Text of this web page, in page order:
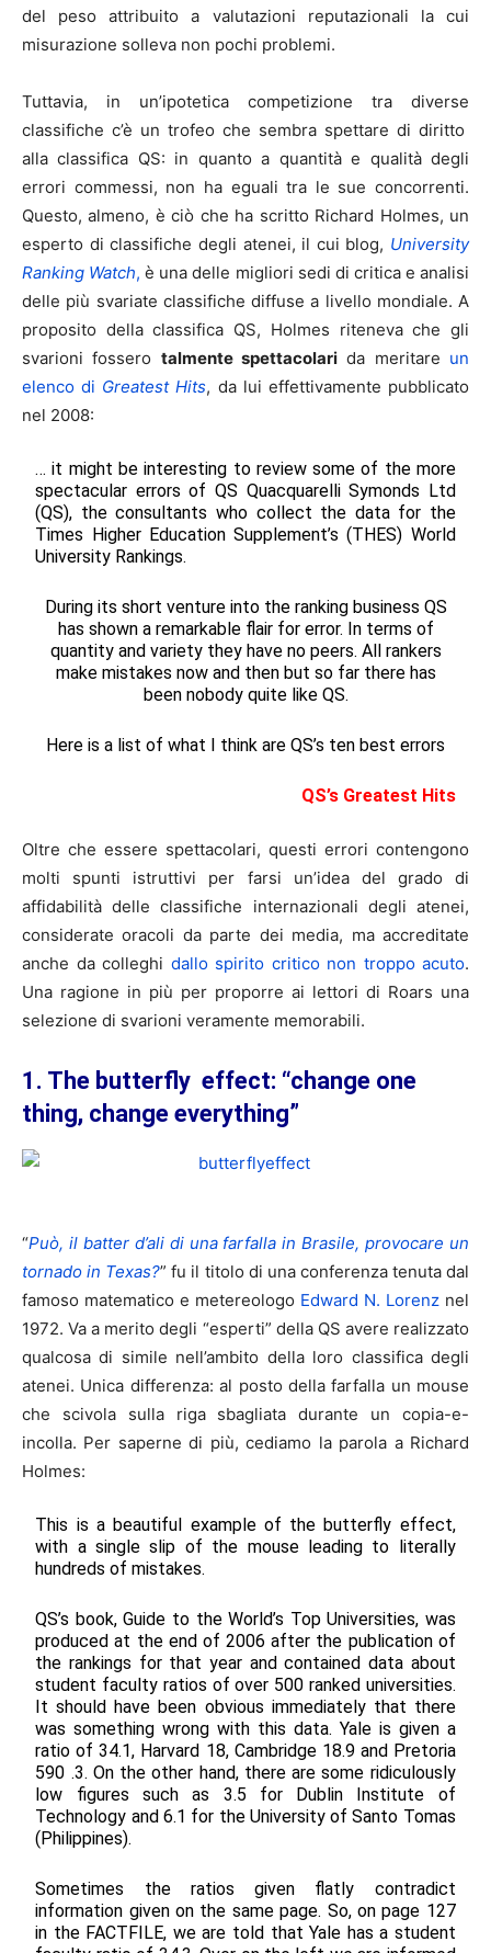
del peso attribuito a valutazioni reputazionali la cui
misurazione solleva non pochi problemi.
Tuttavia, in un’ipotetica competizione tra diverse
classifiche c’è un trofeo che sembra spettare di diritto
alla classifica QS: in quanto a quantità e qualità degli
errori commessi, non ha eguali tra le sue concorrenti.
Questo, almeno, è ciò che ha scritto Richard Holmes, un
esperto di classifiche degli atenei, il cui blog, University
Ranking Watch, è una delle migliori sedi di critica e analisi
delle più svariate classifiche diffuse a livello mondiale. A
proposito della classifica QS, Holmes riteneva che gli
svarioni fossero talmente spettacolari da meritare un
elenco di Greatest Hits, da lui effettivamente pubblicato
nel 2008:
… it might be interesting to review some of the more
spectacular errors of QS Quacquarelli Symonds Ltd
(QS), the consultants who collect the data for the
Times Higher Education Supplement’s (THES) World
University Rankings.
During its short venture into the ranking business QS
has shown a remarkable flair for error. In terms of
quantity and variety they have no peers. All rankers
make mistakes now and then but so far there has
been nobody quite like QS.
Here is a list of what I think are QS’s ten best errors
QS’s Greatest Hits
Oltre che essere spettacolari, questi errori contengono
molti spunti istruttivi per farsi un’idea del grado di
affidabilità delle classifiche internazionali degli atenei,
considerate oracoli da parte dei media, ma accreditate
anche da colleghi dallo spirito critico non troppo acuto.
Una ragione in più per proporre ai lettori di Roars una
selezione di svarioni veramente memorabili.
1. The butterfly effect: “change one
thing, change everything”
“Può, il batter d’ali di una farfalla in Brasile, provocare un
tornado in Texas?” fu il titolo di una conferenza tenuta dal
famoso matematico e metereologo Edward N. Lorenz nel
1972. Va a merito degli “esperti” della QS avere realizzato
qualcosa di simile nell’ambito della loro classifica degli
atenei. Unica differenza: al posto della farfalla un mouse
che scivola sulla riga sbagliata durante un copia-e-
incolla. Per saperne di più, cediamo la parola a Richard
Holmes:
This is a beautiful example of the butterfly effect,
with a single slip of the mouse leading to literally
hundreds of mistakes.
QS’s book, Guide to the World’s Top Universities, was
produced at the end of 2006 after the publication of
the rankings for that year and contained data about
student faculty ratios of over 500 ranked universities.
It should have been obvious immediately that there
was something wrong with this data. Yale is given a
ratio of 34.1, Harvard 18, Cambridge 18.9 and Pretoria
590 .3. On the other hand, there are some ridiculously
low figures such as 3.5 for Dublin Institute of
Technology and 6.1 for the University of Santo Tomas
(Philippines).
Sometimes the ratios given flatly contradict
information given on the same page. So, on page 127
in the FACTFILE, we are told that Yale has a student